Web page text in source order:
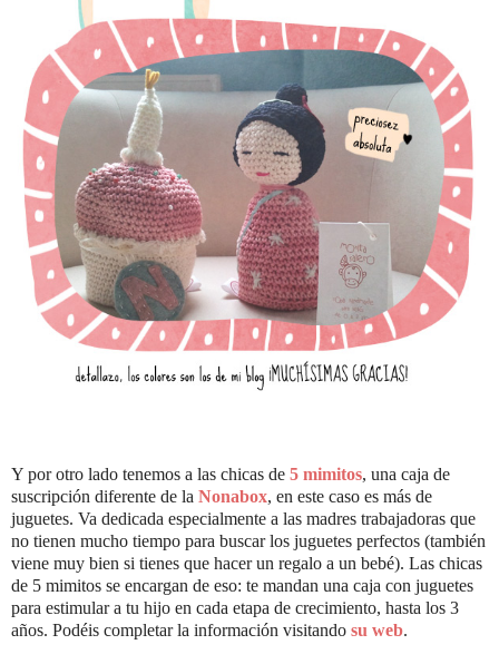
Y por otro lado tenemos a las chicas de 5 mimitos, una caja de
suscripción diferente de la Nonabox, en este caso es más de
juguetes. Va dedicada especialmente a las madres trabajadoras que
no tienen mucho tiempo para buscar los juguetes perfectos (también
viene muy bien si tienes que hacer un regalo a un bebé). Las chicas
de 5 mimitos se encargan de eso: te mandan una caja con juguetes
para estimular a tu hijo en cada etapa de crecimiento, hasta los 3
años. Podéis completar la información visitando su web.